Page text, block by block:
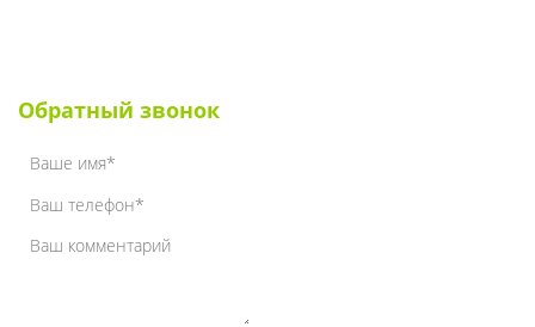
Обратный звонок